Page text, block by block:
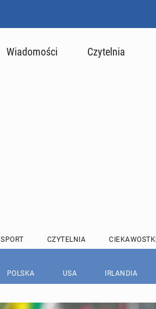
Wiadomości Czytelnia
SPORT CZYTELNIA CIEKAWOSTKI
POLSKA USA IRLANDIA